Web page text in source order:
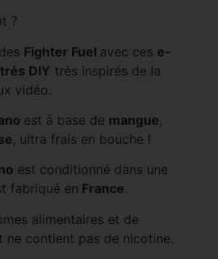
?
Fighter Fuel avec ces e-
DIY très inspirés de la
vidéo.
est à base de mangue,
, ultra frais en bouche !
est conditionné dans une
fabriqué en France.
alimentaires et de
ne contient pas de nicotine.